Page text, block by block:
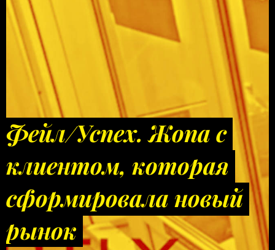
Фейл/Успех. Жопа с
клиентом, которая
сформировала новый
рынок